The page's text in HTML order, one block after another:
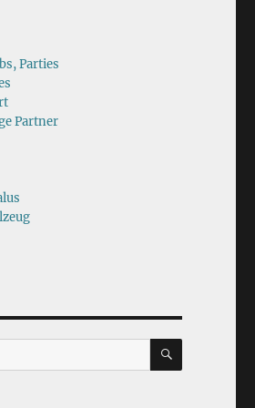
Parties
Partner
SUCHEN